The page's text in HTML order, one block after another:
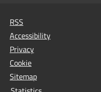
RSS
Accessibility
Privacy
Cookie
Sitemap